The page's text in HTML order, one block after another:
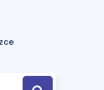
Hesaplama Aracı
için Öneriler
Tek Takvimde